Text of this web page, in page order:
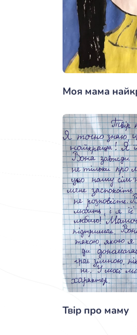
Моя мама
Твір про маму